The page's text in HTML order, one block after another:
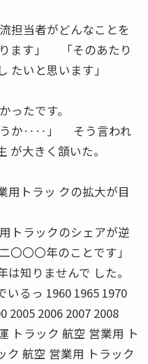
担当者がどんなことを
ます」 「そのあたり
たいと思います」
ったです。
うか‥‥」 そう言われ
が大きく頷いた。
用トラッ クの拡大が目
トラックのシェアが逆
〇〇〇年のことです」
知りませんで した。
るっ 1960 1965 1970
2005 2006 2007 2008
トラック 航空 営業用 ト
ク 航空 営業用 トラック